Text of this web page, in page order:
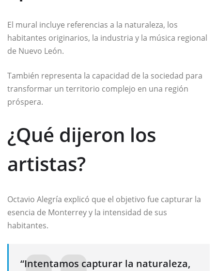
El mural incluye referencias a la naturaleza, los
habitantes originarios, la industria y la música regional
de Nuevo León.
También representa la capacidad de la sociedad para
transformar un territorio complejo en una región
próspera.
¿Qué dijeron los
artistas?
Octavio Alegría explicó que el objetivo fue capturar la
esencia de Monterrey y la intensidad de sus
habitantes.
“Intentamos capturar la naturaleza,